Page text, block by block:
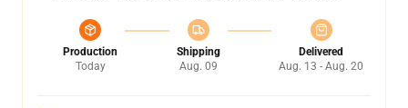
Production
Today
Shipping
Aug. 09
Delivered
Aug. 13 - Aug. 20